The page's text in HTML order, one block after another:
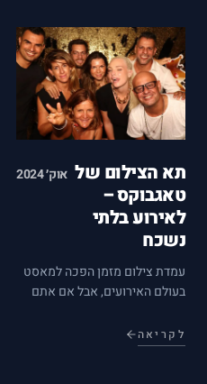
להשארת רושם חזק בקרב
המשתתפים וכן לאפשר להם
להיות…
תא הצילום של
טאגבוקס –
לאירוע בלתי
נשכח
אוק׳ 2024
עמדת צילום מזמן הפכה למאסט
בעולם האירועים, אבל אם אתם
לבלתי נשכח, כדאי שתכוונו גבוה
– החליפו את צלם המגנטים
לקריאה